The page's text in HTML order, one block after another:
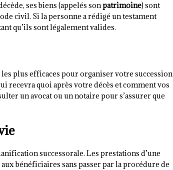
ses biens (appelés sonpatrimoine) sont
civil. Si la personne a rédigé un testament
qu’ils sont légalement valides.
plus efficaces pour organiser votre succession
recevra quoi après votre décès et comment vos
un avocat ou un notaire pour s’assurer que
successorale. Les prestations d’une
bénéficiaires sans passer par la procédure de